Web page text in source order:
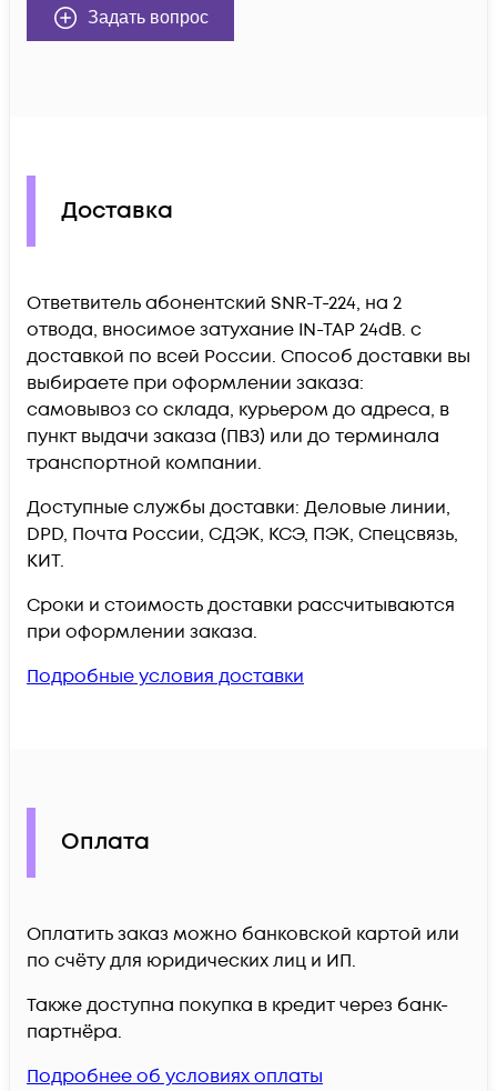
Задать вопрос
Доставка
Ответвитель абонентский SNR-T-224, на 2
отвода, вносимое затухание IN-TAP 24dB. c
доставкой по всей России. Способ доставки вы
выбираете при оформлении заказа:
самовывоз со склада, курьером до адреса, в
пункт выдачи заказа (ПВЗ) или до терминала
транспортной компании.
Доступные службы доставки: Деловые линии,
DPD, Почта России, СДЭК, КСЭ, ПЭК, Спецсвязь,
КИТ.
Сроки и стоимость доставки рассчитываются
при оформлении заказа.
Подробные условия доставки
Оплата
Оплатить заказ можно банковской картой или
по счёту для юридических лиц и ИП.
Также доступна покупка в кредит через банк-
партнёра.
Подробнее об условиях оплаты